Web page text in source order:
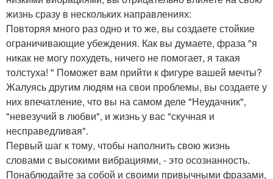
жизнь сразу в нескольких направлениях:
Повторяя много раз одно и то же, вы создаете стойкие
ограничивающие убеждения. Как вы думаете, фраза "я
никак не могу похудеть, ничего не помогает, я такая
толстуха! " Поможет вам прийти к фигуре вашей мечты?
Жалуясь другим людям на свои проблемы, вы создаете у
них впечатление, что вы на самом деле "Неудачник",
"невезучий в любви", и жизнь у вас "скучная и
несправедливая".
Первый шаг к тому, чтобы наполнить свою жизнь
словами с высокими вибрациями, - это осознанность.
Понаблюдайте за собой и своими привычными фразами,